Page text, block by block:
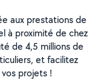
aux prestations de
à proximité de chez
de 4,5 millions de
et facilitez
projets !